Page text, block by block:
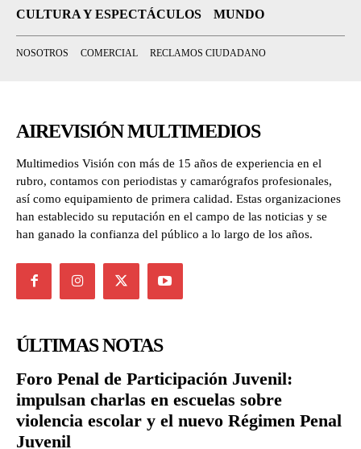
CULTURA Y ESPECTÁCULOS
MUNDO
NOSOTROS COMERCIAL RECLAMOS CIUDADANO
AIREVISIÓN MULTIMEDIOS
Multimedios Visión con más de 15 años de experiencia en el
rubro, contamos con periodistas y camarógrafos profesionales,
así como equipamiento de primera calidad. Estas organizaciones
han establecido su reputación en el campo de las noticias y se
han ganado la confianza del público a lo largo de los años.
ÚLTIMAS NOTAS
Foro Penal de Participación Juvenil:
impulsan charlas en escuelas sobre
violencia escolar y el nuevo Régimen Penal
Juvenil